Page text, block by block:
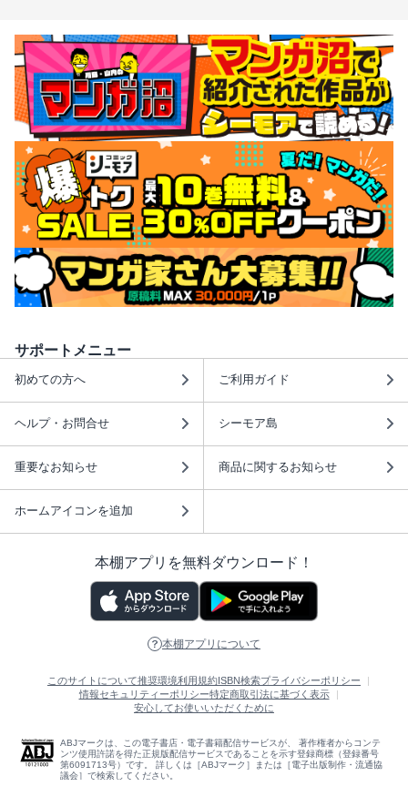
サポートメニュー
初めての方へ ご利用ガイド
ヘルプ・お問合せ シーモア島
重要なお知らせ 商品に関するお知らせ
ホームアイコンを追加
本棚アプリを無料ダウンロード！
本棚アプリについて
このサイトについて推奨環境利用規約ISBN検索プライバシーポリシー
情報セキュリティーポリシー特定商取引法に基づく表示
安心してお使いいただくために
ABJマークは、この電子書店・電子書籍配信サービスが、 著作権者からコンテ
ンツ使用許諾を得た正規版配信サービスであることを示す登録商標（登録番号
第6091713号）です。 詳しくは［ABJマーク］または［電子出版制作・流通協
議会］で検索してください。